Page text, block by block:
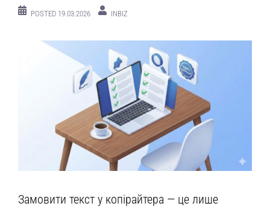
POSTED 19.03.2026 INBIZ
Замовити текст у копірайтера — це лише